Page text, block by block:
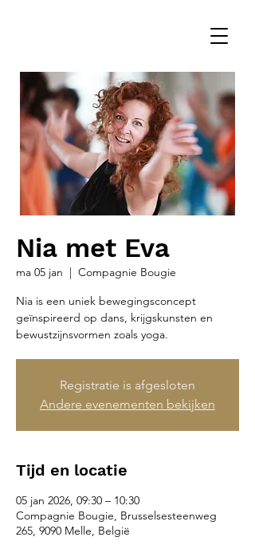
Nia met Eva
ma 05 jan
  |
Compagnie Bougie
Nia is een uniek bewegingsconcept
geïnspireerd op dans, krijgskunsten en
bewustzijnsvormen zoals yoga.
Registratie is afgesloten
Andere evenementen bekijken
Tijd en locatie
05 jan 2026, 09:30 – 10:30
Compagnie Bougie, Brusselsesteenweg
265, 9090 Melle, België